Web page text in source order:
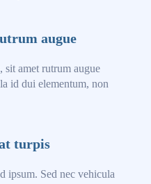
augue
sit amet rutrum augue
id dui elementum, non
turpis
ipsum. Sed nec vehicula